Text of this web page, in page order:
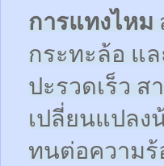
การแทงไหม
กระทะล้อ แ
ปะรวดเร็ว ส
เปลี่ยนแปลง
ทนต่อความ